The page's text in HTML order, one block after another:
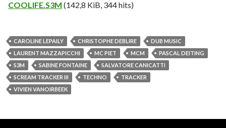
COOLIFE.S3M (142,8 KiB, 344 hits)
CAROLINE LEPAILY CHRISTOPHE DEBLIRE
DUB MUSIC
LAURENT MAZZAPICCHI
MC PIET MCM
PASCAL DEITING
S3M
SABINE FONTAINE
SALVATORE CANICATTI
SCREAM TRACKER III
TECHNO
TRACKER
VIVIEN VANOIRBEEK